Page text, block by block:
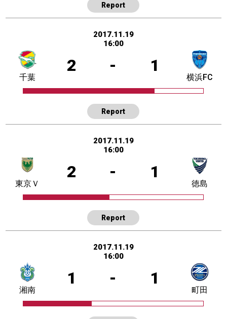
Report
2017.11.19
16:00
2 - 1
千葉 横浜FC
Report
2017.11.19
16:00
2 - 1
東京Ｖ 徳島
Report
2017.11.19
16:00
1 - 1
湘南 町田